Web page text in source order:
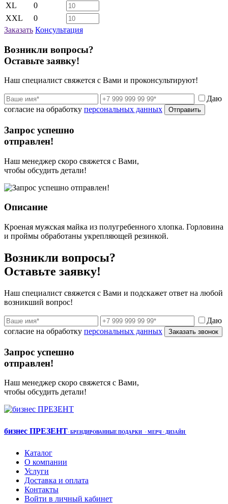
XL
0
XXL
0
Заказать Консультация
Возникли вопросы?
Оставьте заявку!
Наш специалист свяжется с Вами и проконсультируют!
Даю
согласие на обработку персональных данных Отправить
Запрос успешно
отправлен!
Наш менеджер скоро свяжется с Вами,
чтобы обсудить детали!
Описание
Кроеная мужская майка из полугребенного хлопка. Горловина
и проймы обработаны укрепляющей резинкой.
Возникли вопросы?
Оставьте заявку!
Наш специалист свяжется с Вами и подскажет ответ на любой
возникший вопрос!
Даю
согласие на обработку персональных данных Заказать звонок
Запрос успешно
отправлен!
Наш менеджер скоро свяжется с Вами,
чтобы обсудить детали!
бизнес ПРЕЗЕНТ· БРЕНДИРОВАННЫЕ ПОДАРКИ · МЕРЧ · ДИЗАЙН
Каталог
О компании
Услуги
Доставка и оплата
Контакты
Войти в личный кабинет